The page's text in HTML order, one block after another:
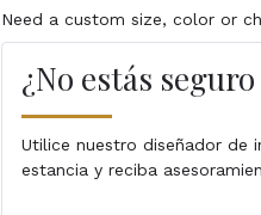
Need a custom size, color or
¿No estás
Utilice nuestro diseñador de
estancia y reciba